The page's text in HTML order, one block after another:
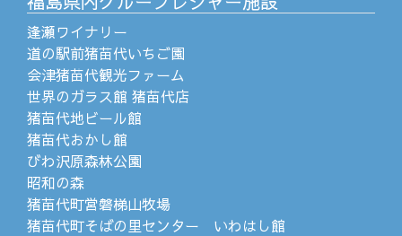
逢瀬ワイナリー
道の駅前猪苗代いちご園
会津猪苗代観光ファーム
世界のガラス館 猪苗代店
猪苗代地ビール館
猪苗代おかし館
びわ沢原森林公園
昭和の森
猪苗代町営磐梯山牧場
猪苗代町そばの里センター いわはし館